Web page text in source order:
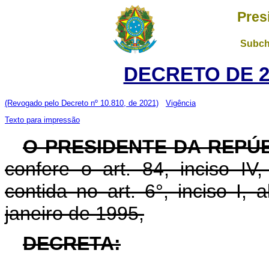
DECRETO DE
(Revogado pelo Decreto nº 10.810, de 2021)
Vigência
Texto para impressão
O PRESIDENTE DA
confere o art. 84, inciso
contida no art. 6°, inciso I,
janeiro de 1995,
DECRETA: